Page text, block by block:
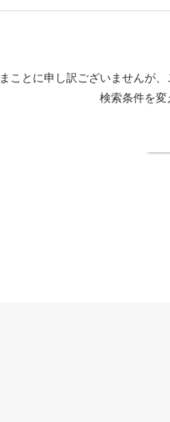
まことに申し訳ございませんが
検索条件を変